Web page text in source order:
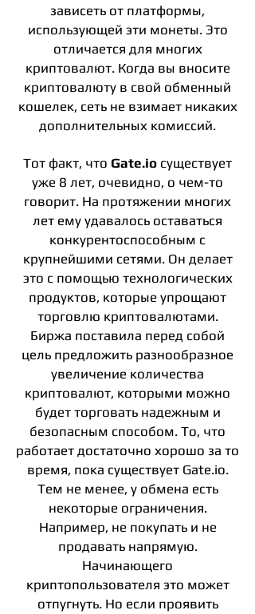
зависеть от платформы,
использующей эти монеты. Это
отличается для многих
криптовалют. Когда вы вносите
криптовалюту в свой обменный
кошелек, сеть не взимает никаких
дополнительных комиссий.
Тот факт, что Gate.io существует
уже 8 лет, очевидно, о чем-то
говорит. На протяжении многих
лет ему удавалось оставаться
конкурентоспособным с
крупнейшими сетями. Он делает
это с помощью технологических
продуктов, которые упрощают
торговлю криптовалютами.
Биржа поставила перед собой
цель предложить разнообразное
увеличение количества
криптовалют, которыми можно
будет торговать надежным и
безопасным способом. То, что
работает достаточно хорошо за то
время, пока существует Gate.io.
Тем не менее, у обмена есть
некоторые ограничения.
Например, не покупать и не
продавать напрямую.
Начинающего
криптопользователя это может
отпугнуть. Но если проявить